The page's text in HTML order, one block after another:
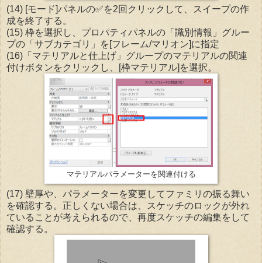
(14) [モード]パネルの✅を2回クリックして、スイープの作
成を終了する。
(15) 枠を選択し、プロパティパネルの「識別情報」グルー
プの「サブカテゴリ」を[フレーム/マリオン]に指定
(16)「マテリアルと仕上げ」グループのマテリアルの関連
付けボタンをクリックし、[枠マテリアル]を選択。
マテリアルパラメーターを関連付ける
(17) 壁厚や、パラメーターを変更してファミリの振る舞い
を確認する。正しくない場合は、スケッチのロックが外れ
ていることが考えられるので、再度スケッチの編集をして
確認する。